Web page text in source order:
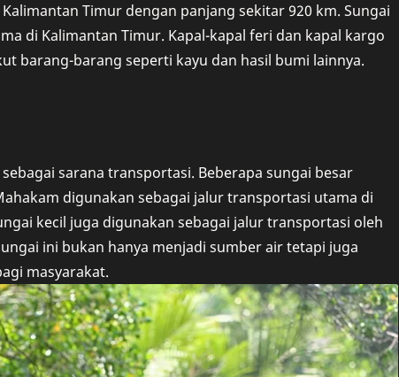
Timur dengan panjang sekitar 920 km. Sungai
di Kalimantan Timur. Kapal-kapal feri dan kapal kargo
barang-barang seperti kayu dan hasil bumi lainnya.
sarana transportasi. Beberapa sungai besar
digunakan sebagai jalur transportasi utama di
kecil juga digunakan sebagai jalur transportasi oleh
ini bukan hanya menjadi sumber air tetapi juga
masyarakat.